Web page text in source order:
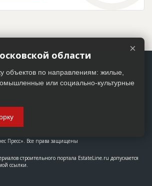
Пресс». Все права защищены
строительного портала EstateLine.ru допускается
ссылки.
×
области
объектов по направлениям: жилые,
или социально-культурные